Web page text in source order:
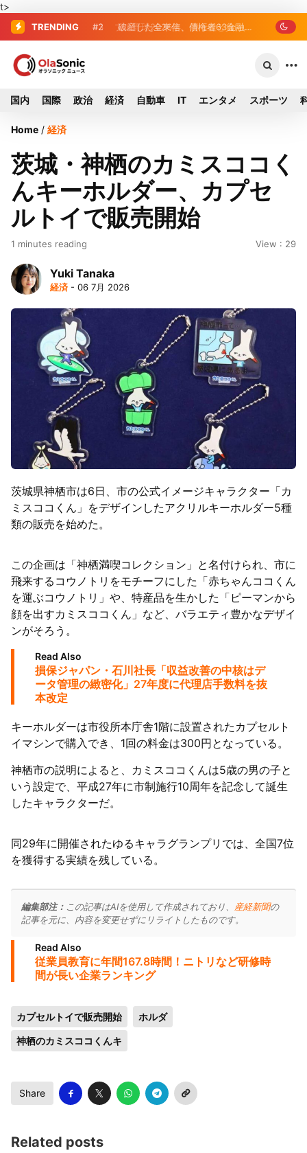
t>
TRENDING #2 破産した全東信、債権者63金融
#3 プロ野球2026年、勝ち組と負け組の
国内 国際 政治 経済 自動車 IT エンタメ スポーツ
Home / 経済
茨城・神栖のカミスココく
んキーホルダー、カプセ
ルトイで販売開始
1 minutes reading View : 29
Yuki Tanaka
経済 - 06 7月 2026
茨城県神栖市は6日、市の公式イメージキャラクター「カ
ミスココくん」をデザインしたアクリルキーホルダー5種
類の販売を始めた。
この企画は「神栖満喫コレクション」と名付けられ、市に
飛来するコウノトリをモチーフにした「赤ちゃんココくん
を運ぶコウノトリ」や、特産品を生かした「ピーマンから
顔を出すカミスココくん」など、バラエティ豊かなデザイ
ンがそろう。
Read Also
損保ジャパン・石川社長「収益改善の中核はデ
ータ管理の緻密化」27年度に代理店手数料を抜
本改定
キーホルダーは市役所本庁舎1階に設置されたカプセルト
イマシンで購入でき、1回の料金は300円となっている。
神栖市の説明によると、カミスココくんは5歳の男の子と
いう設定で、平成27年に市制施行10周年を記念して誕生
したキャラクターだ。
同29年に開催されたゆるキャラグランプリでは、全国7位
を獲得する実績を残している。
編集部注： この記事はAIを使用して作成されており、 産経新聞の
記事を元に、内容を変更せずにリライトしたものです。
Read Also
従業員教育に年間167.8時間！ニトリなど研修時
間が長い企業ランキング
カプセルトイで販売開始 ホルダ
神栖のカミスココくんキ
Share
Related posts